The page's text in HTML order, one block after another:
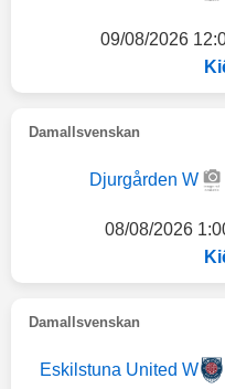
09/08/2026
Damallsvenskan
Djurgården W
08/08/2026
Damallsvenskan
Eskilstuna United W